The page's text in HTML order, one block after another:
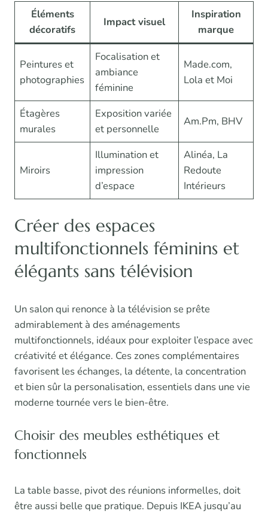
Éléments
décoratifs
Impact visuel
Inspiration
marque
Peintures et
photographies
Focalisation et
ambiance
féminine
Made.com,
Lola et Moi
Étagères
murales
Exposition variée
et personnelle
Am.Pm, BHV
Miroirs
Illumination et
impression
d’espace
Alinéa, La
Redoute
Intérieurs
Créer des espaces
multifonctionnels féminins et
élégants sans télévision
Un salon qui renonce à la télévision se prête
admirablement à des aménagements
multifonctionnels, idéaux pour exploiter l’espace avec
créativité et élégance. Ces zones complémentaires
favorisent les échanges, la détente, la concentration
et bien sûr la personalisation, essentiels dans une vie
moderne tournée vers le bien-être.
Choisir des meubles esthétiques et
fonctionnels
La table basse, pivot des réunions informelles, doit
être aussi belle que pratique. Depuis IKEA jusqu’au